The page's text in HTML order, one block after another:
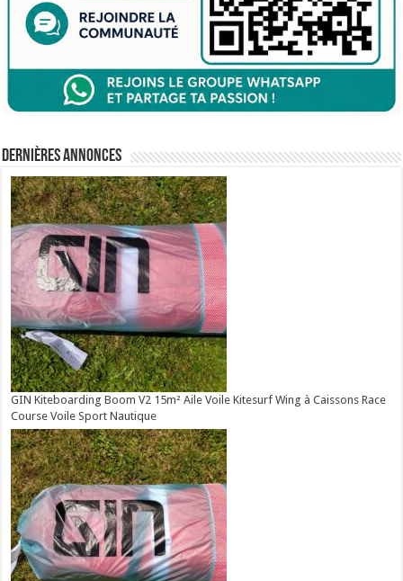
Dernières annonces
GIN Kiteboarding Boom V2 15m² Aile Voile Kitesurf Wing à Caissons Race
Course Voile Sport Nautique